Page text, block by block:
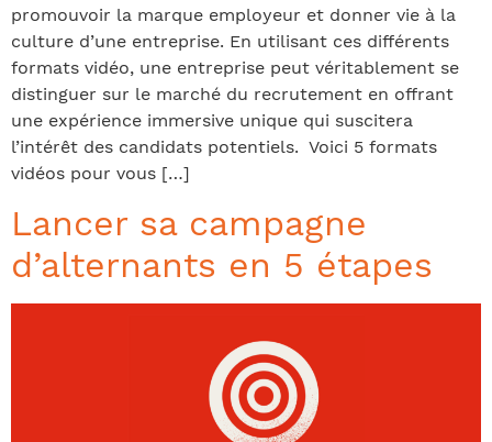
promouvoir la marque employeur et donner vie à la
culture d’une entreprise. En utilisant ces différents
formats vidéo, une entreprise peut véritablement se
distinguer sur le marché du recrutement en offrant
une expérience immersive unique qui suscitera
l’intérêt des candidats potentiels. Voici 5 formats
vidéos pour vous […]
Lancer sa campagne
d’alternants en 5 étapes